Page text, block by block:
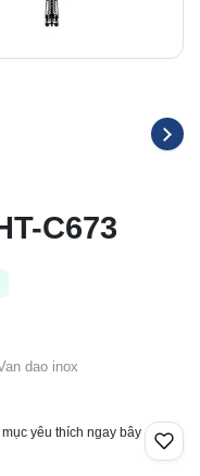
C673
dao inox
yêu thích ngay bây